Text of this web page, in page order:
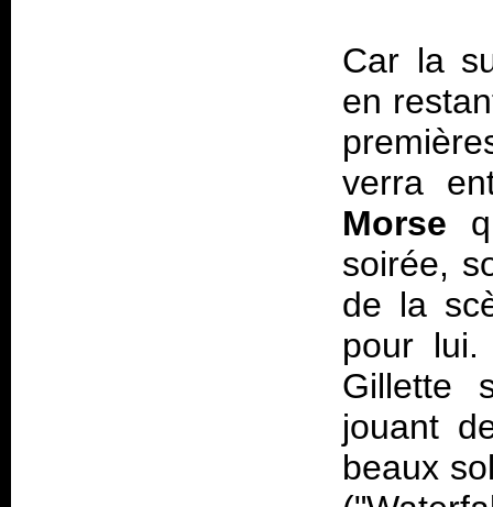
Car la
en
verra
Morse
soirée,
de la
pour
Gillette
jouant
beaux